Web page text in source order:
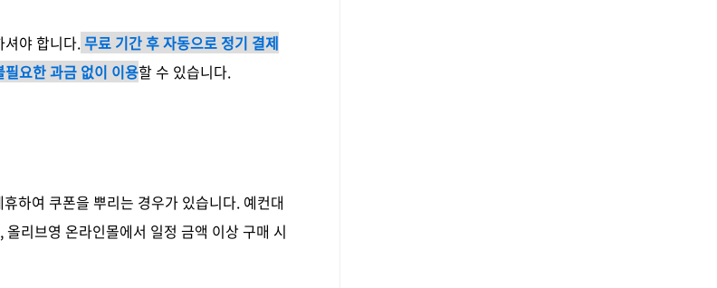
셔야 합니다.무료 기간 후 자동으로 정기 결제
요한 과금 없이 이용할 수 있습니다.
하여 쿠폰을 뿌리는 경우가 있습니다. 예컨대
리브영 온라인몰에서 일정 금액 이상 구매 시